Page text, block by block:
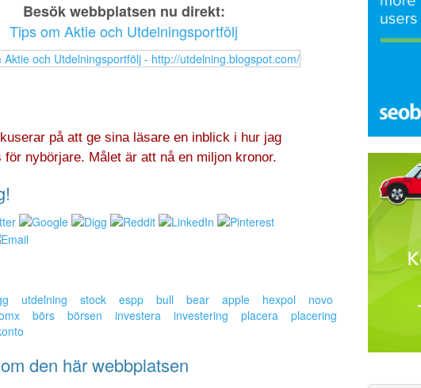
Besök webbplatsen nu direkt:
Tips om Aktie och Utdelningsportfölj
på att ge sina läsare en inblick i hur jag
nybörjare. Målet är att nå en miljon kronor.
utdelning stock espp bull bear apple hexpol
novo
börs börsen investera investering placera
placering
den här webbplatsen